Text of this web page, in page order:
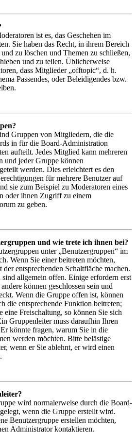
ist es, das Geschehen im
Sie haben das Recht, in ihrem Bereich
zu löschen und Themen zu schließen,
und zu teilen. Üblicherweise
dass Mitglieder „offtopic“, d. h.
Passendes, oder Beleidigendes bzw.
Gruppen von Mitgliedern, die die
in für die Board-Administration
aufteilt. Jedes Mitglied kann mehreren
und jeder Gruppe können
werden. Dies erleichtert es den
für mehrere Benutzer auf
sie zum Beispiel zu Moderatoren eines
oder ihnen Zugriff zu einem
zu geben.
und wie trete ich ihnen bei?
unter „Benutzergruppen“ im
Wenn Sie einer beitreten möchten,
der entsprechenden Schaltfläche machen.
allgemein offen. Einige erfordern erst
können geschlossen sein und
Wenn die Gruppe offen ist, können
die entsprechende Funktion beitreten;
eine Freischaltung, so können Sie sich
Gruppenleiter muss daraufhin Ihren
könnte fragen, warum Sie in die
werden möchten. Bitte belästige
wenn er Sie ablehnt, er wird einen
wird normalerweise durch die Board-
wenn die Gruppe erstellt wird.
Benutzergruppe erstellen möchten,
Administrator kontaktieren.